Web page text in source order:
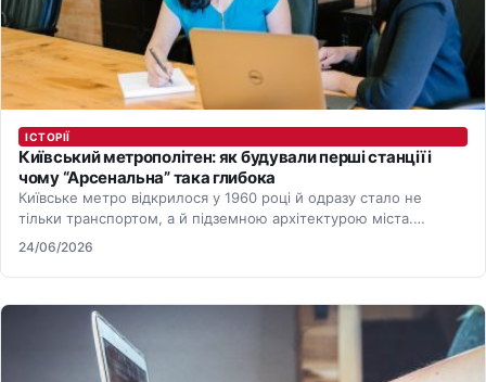
ІСТОРІЇ
Київський метрополітен: як будували перші станції і
чому “Арсенальна” така глибока
Київське метро відкрилося у 1960 році й одразу стало не
тільки транспортом, а й підземною архітектурою міста.
Найвідоміша…
24/06/2026